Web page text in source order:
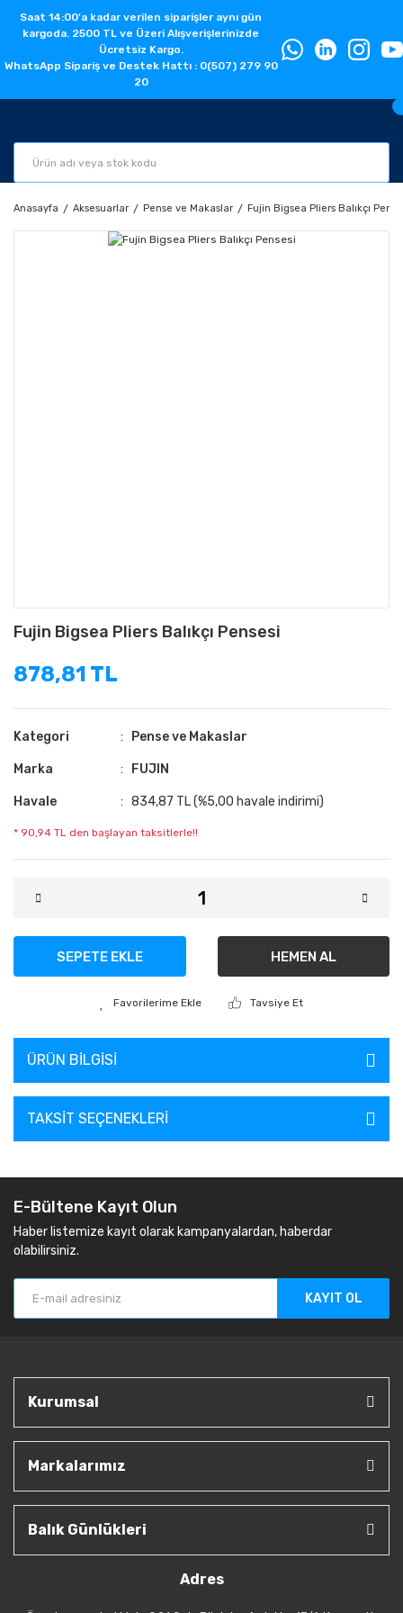
Saat 14:00'a kadar verilen siparişler aynı gün
kargoda. 2500 TL ve Üzeri Alışverişlerinizde
Ücretsiz Kargo.
WhatsApp Sipariş ve Destek Hattı : 0(507) 279 90
20
Anasayfa Aksesuarlar Pense ve Makaslar Fujin Bigsea Pliers Balıkçı
Fujin Bigsea Pliers Balıkçı Pensesi
878,81 TL
Kategori Pense ve Makaslar
Marka FUJIN
Havale 834,87 TL (%5,00 havale indirimi)
* 90,94 TL den başlayan taksitlerle!!
SEPETE EKLE HEMEN AL
Tavsiye Et
ÜRÜN BILGISI
TAKSIT SEÇENEKLERI
E-Bültene Kayıt Olun
Haber listemize kayıt olarak kampanyalardan, haberdar
olabilirsiniz.
KAYIT OL
Kurumsal
Markalarımız
Balık Günlükleri
Adres